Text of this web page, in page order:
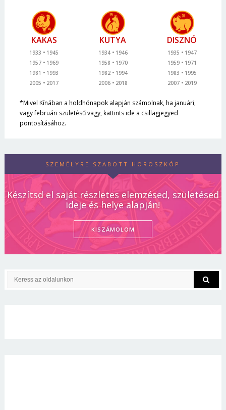
KAKAS
1933
1945
1957
1969
1981
1993
2005
2017
KUTYA
1934
1946
1958
1970
1982
1994
2006
2018
DISZNÓ
1935
1947
1959
1971
1983
1995
2007
2019
*Mivel Kínában a holdhónapok alapján számolnak, ha januári,
vagy februári születésű vagy, kattints ide a csillagjegyed
pontosításához.
SZEMÉLYRE SZABOTT HOROSZKÓP
Készítsd el saját részletes elemzésed, születésed
ideje és helye alapján!
KISZÁMOLOM